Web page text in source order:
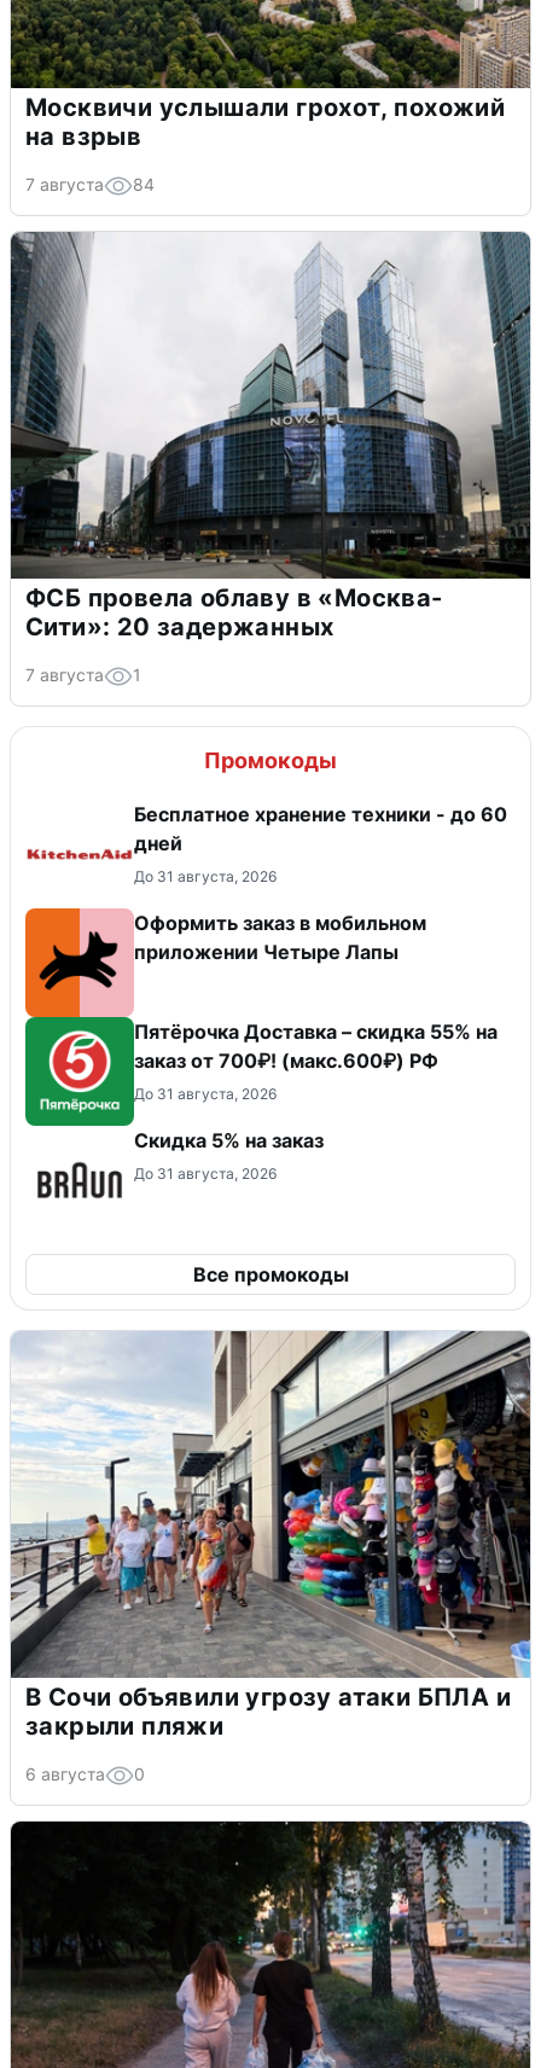
Москвичи услышали грохот, похожий
на взрыв
7 августа 84
ФСБ провела облаву в «Москва-
Сити»: 20 задержанных
7 августа 1
Промокоды
Бесплатное хранение техники - до 60
дней
До 31 августа, 2026
Оформить заказ в мобильном
приложении Четыре Лапы
Пятёрочка Доставка – скидка 55% на
заказ от 700₽! (макс.600₽) РФ
До 31 августа, 2026
​Скидка 5% на заказ
До 31 августа, 2026
Все промокоды
В Сочи объявили угрозу атаки БПЛА и
закрыли пляжи
6 августа 0